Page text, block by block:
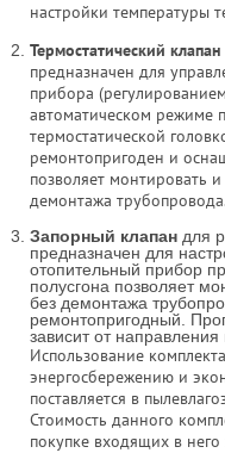
настройки температуры
Термостатический клапан
предназначен для
прибора
автоматическом режиме
термостатической
ремонтопригоден и
позволяет монтировать
демонтажа
Запорный клапан для
предназначен для
отопительный прибор
полусгона позволяет
без демонтажа
ремонтопригодный.
зависит от направления
Использование
энергосбережению и
поставляется в
Стоимость данного
покупке входящих в него